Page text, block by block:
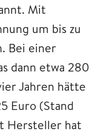
Mit
um bis zu
Bei einer
dann etwa 280
Jahren hätte
Euro (Stand
Hersteller hat